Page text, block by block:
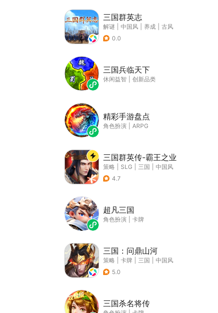
三国群英志
解谜 中国风 养成
古风
0.0
三国兵临天下
休闲益智 创新品类
精彩手游盘点
角色扮演 ARPG
三国群英传-霸王之业
策略 SLG 三国
中国风
4.7
超凡三国
角色扮演 卡牌
三国：问鼎山河
策略 卡牌 三国
中国风
5.0
三国杀名将传